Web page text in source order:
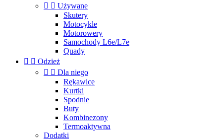
  Używane
Skutery
Motocykle
Motorowery
Samochody L6e/L7e
Quady
  Odzież
  Dla niego
Rękawice
Kurtki
Spodnie
Buty
Kombinezony
Termoaktywna
Dodatki